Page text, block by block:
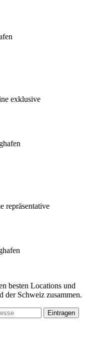
exklusive
repräsentative
besten Locations und
der Schweiz zusammen.
Eintragen